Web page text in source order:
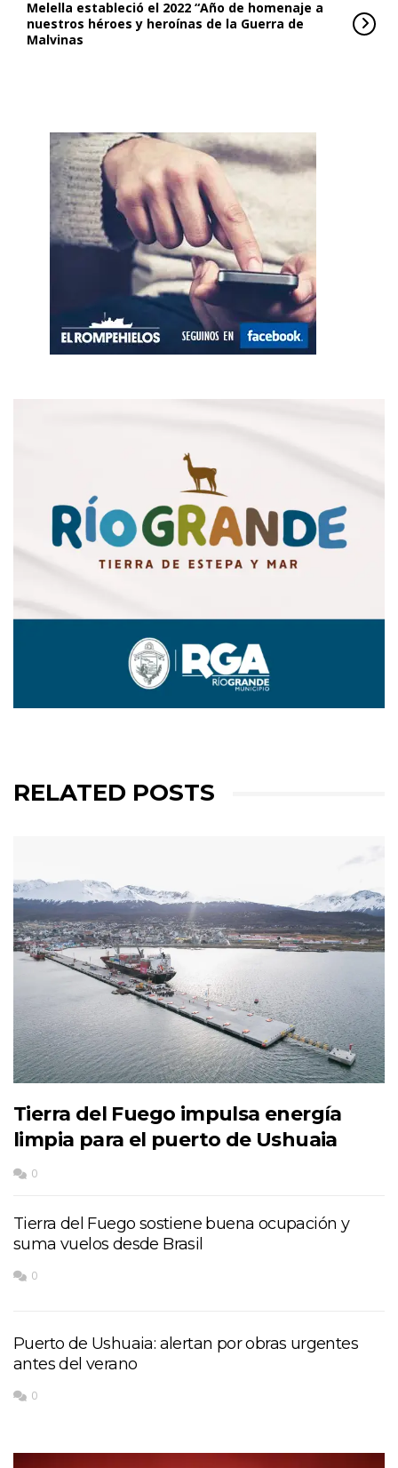
Melella estableció el 2022 “Año de homenaje a
nuestros héroes y heroínas de la Guerra de
Malvinas
RELATED POSTS
Tierra del Fuego impulsa energía
limpia para el puerto de Ushuaia
0
Tierra del Fuego sostiene buena ocupación y
suma vuelos desde Brasil
0
Puerto de Ushuaia: alertan por obras urgentes
antes del verano
0